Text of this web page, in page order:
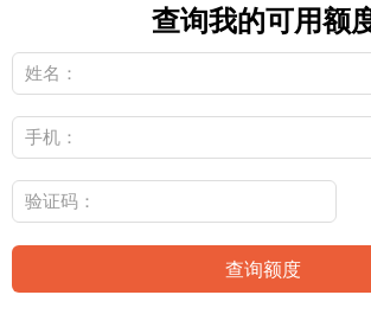
查询我的可用额
查询额度